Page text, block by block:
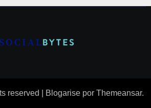
reserved Blogarise por Themeansar.